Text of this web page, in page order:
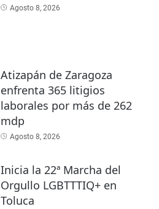
Agosto 8, 2026
Atizapán de Zaragoza
enfrenta 365 litigios
laborales por más de 262
mdp
Agosto 8, 2026
Inicia la 22ª Marcha del
Orgullo LGBTTTIQ+ en
Toluca